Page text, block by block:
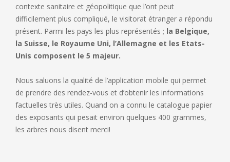
contexte sanitaire et géopolitique que l’ont peut
difficilement plus compliqué, le visitorat étranger a répondu
présent. Parmi les pays les plus représentés ; la Belgique,
la Suisse, le Royaume Uni, l’Allemagne et les Etats-
Unis composent le 5 majeur.
Nous saluons la qualité de l’application mobile qui permet
de prendre des rendez-vous et d’obtenir les informations
factuelles très utiles. Quand on a connu le catalogue papier
des exposants qui pesait environ quelques 400 grammes,
les arbres nous disent merci!